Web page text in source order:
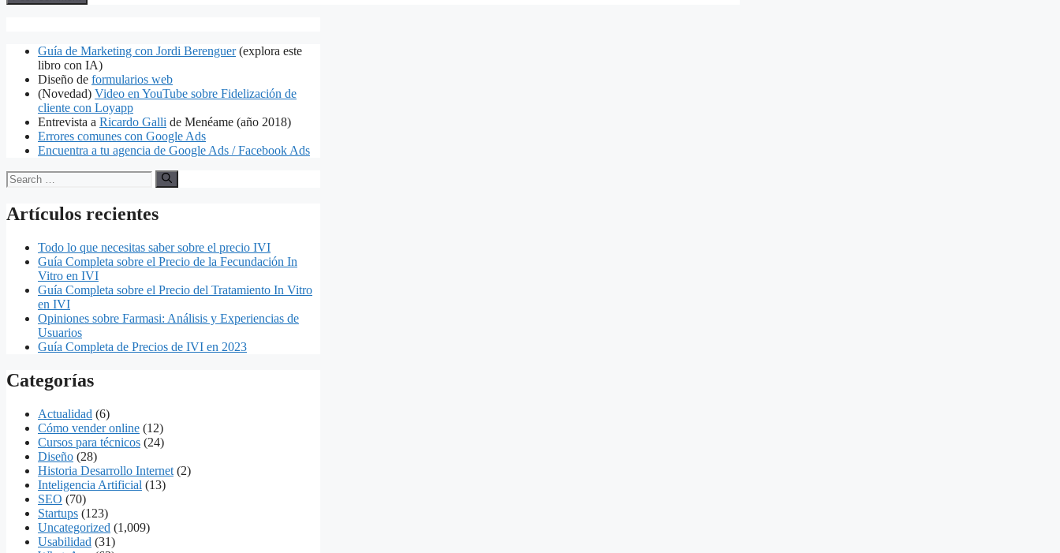
Guía de Marketing con Jordi Berenguer(explora este
libro con IA)
Diseño de formularios web
(Novedad) Video en YouTube sobre Fidelización de
cliente con Loyapp
Entrevista a Ricardo Galli de Menéame (año 2018)
Errores comunes con Google Ads
Encuentra a tu agencia de Google Ads / Facebook Ads
Search
for:
Artículos recientes
Todo lo que necesitas saber sobre el precio IVI
Guía Completa sobre el Precio de la Fecundación In
Vitro en IVI
Guía Completa sobre el Precio del Tratamiento In Vitro
en IVI
Opiniones sobre Farmasi: Análisis y Experiencias de
Usuarios
Guía Completa de Precios de IVI en 2023
Categorías
Actualidad (6)
Cómo vender online (12)
Cursos para técnicos (24)
Diseño (28)
Historia Desarrollo Internet (2)
Inteligencia Artificial (13)
SEO (70)
Startups (123)
Uncategorized (1,009)
Usabilidad (31)